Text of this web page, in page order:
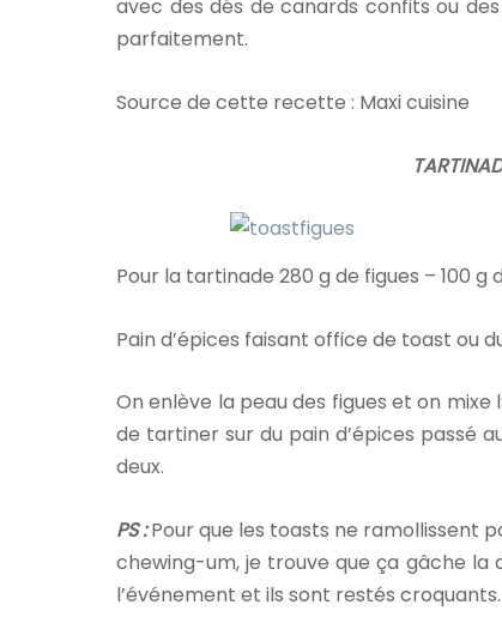
avec des dés de canards confits ou
parfaitement.
Source de cette recette : Maxi cuisine
Pour la tartinade 280 g de figues – 100
Pain d’épices faisant office de toast ou
On enlève la peau des figues et on
de tartiner sur du pain d’épices passé
deux.
PS : Pour que les toasts ne ramollissent
chewing-um, je trouve que ça gâche la
l’événement et ils sont restés croquants.